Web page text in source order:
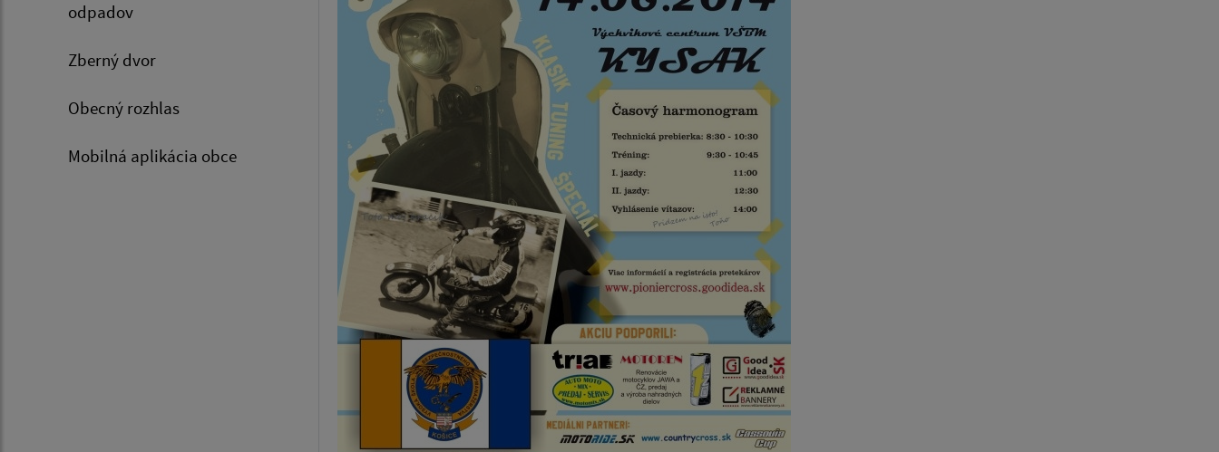
odpadov
Zberný dvor
Obecný rozhlas
Mobilná aplikácia obce